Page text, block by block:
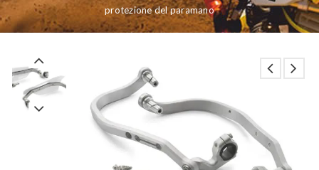
protezione del paramano